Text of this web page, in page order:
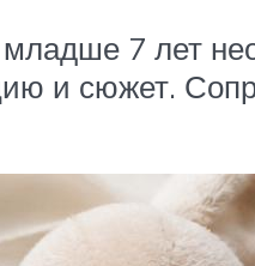
7 лет
и сюжет.